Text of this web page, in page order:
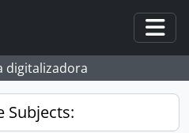
digitalizadora
Subjects: